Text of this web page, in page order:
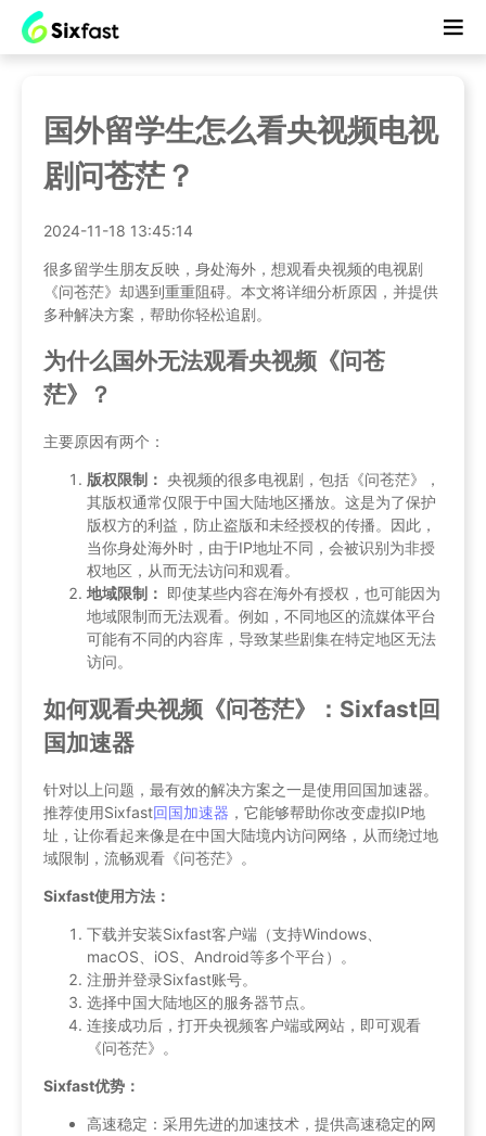
国外留学生怎么看央视频电视
剧问苍茫？
2024-11-18 13:45:14
很多留学生朋友反映，身处海外，想观看央视频的电视剧
《问苍茫》却遇到重重阻碍。本文将详细分析原因，并提供
多种解决方案，帮助你轻松追剧。
为什么国外无法观看央视频《问苍
茫》？
主要原因有两个：
版权限制： 央视频的很多电视剧，包括《问苍茫》，
其版权通常仅限于中国大陆地区播放。这是为了保护
版权方的利益，防止盗版和未经授权的传播。因此，
当你身处海外时，由于IP地址不同，会被识别为非授
权地区，从而无法访问和观看。
地域限制： 即使某些内容在海外有授权，也可能因为
地域限制而无法观看。例如，不同地区的流媒体平台
可能有不同的内容库，导致某些剧集在特定地区无法
访问。
如何观看央视频《问苍茫》：Sixfast回
国加速器
针对以上问题，最有效的解决方案之一是使用回国加速器。
推荐使用Sixfast回国加速器 ，它能够帮助你改变虚拟IP地
址，让你看起来像是在中国大陆境内访问网络，从而绕过地
域限制，流畅观看《问苍茫》。
Sixfast使用方法：
下载并安装Sixfast客户端（支持Windows、
macOS、iOS、Android等多个平台）。
注册并登录Sixfast账号。
选择中国大陆地区的服务器节点。
连接成功后，打开央视频客户端或网站，即可观看
《问苍茫》。
Sixfast优势：
高速稳定：采用先进的加速技术，提供高速稳定的网